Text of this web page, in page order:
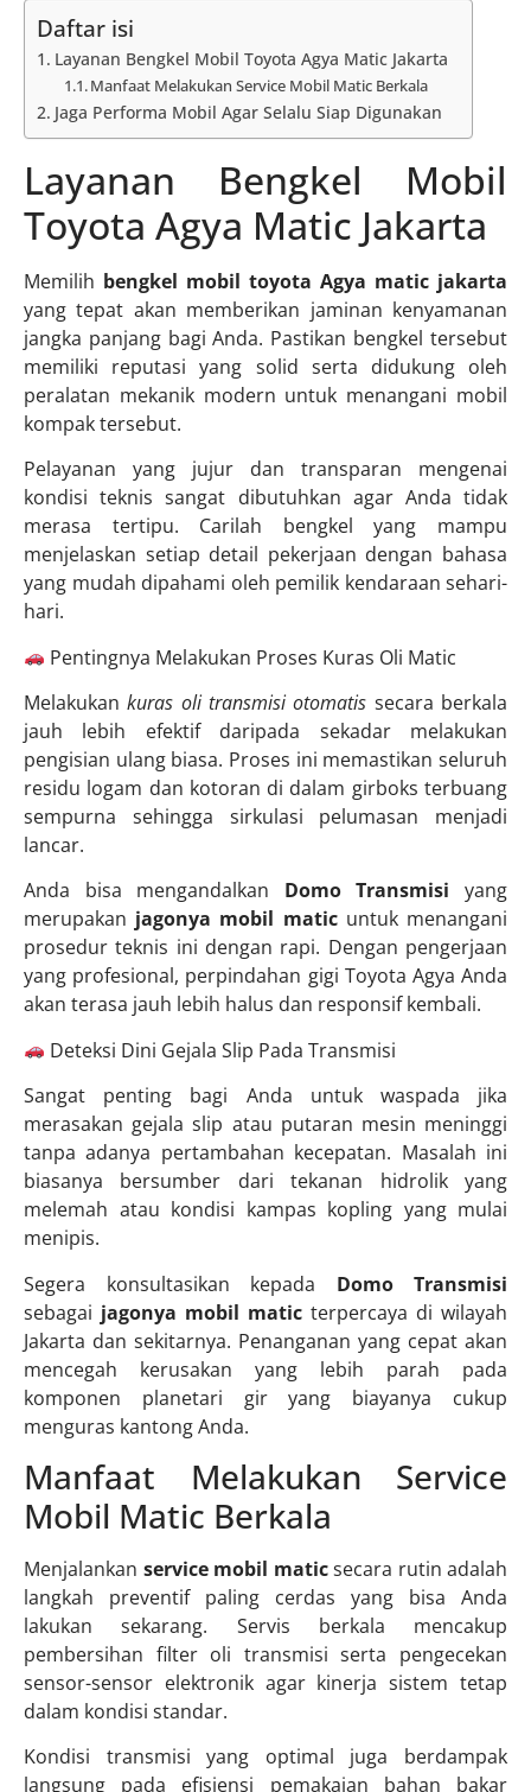
Daftar isi
Layanan Bengkel Mobil Toyota Agya Matic Jakarta
Manfaat Melakukan Service Mobil Matic Berkala
Jaga Performa Mobil Agar Selalu Siap Digunakan
Layanan Bengkel Mobil
Toyota Agya Matic Jakarta
Memilih bengkel mobil toyota Agya matic jakarta
yang tepat akan memberikan jaminan kenyamanan
jangka panjang bagi Anda. Pastikan bengkel tersebut
memiliki reputasi yang solid serta didukung oleh
peralatan mekanik modern untuk menangani mobil
kompak tersebut.
Pelayanan yang jujur dan transparan mengenai
kondisi teknis sangat dibutuhkan agar Anda tidak
merasa tertipu. Carilah bengkel yang mampu
menjelaskan setiap detail pekerjaan dengan bahasa
yang mudah dipahami oleh pemilik kendaraan sehari-
hari.
Pentingnya Melakukan Proses Kuras Oli Matic
Melakukankuras oli transmisi otomatis secara berkala
jauh lebih efektif daripada sekadar melakukan
pengisian ulang biasa. Proses ini memastikan seluruh
residu logam dan kotoran di dalam girboks terbuang
sempurna sehingga sirkulasi pelumasan menjadi
lancar.
Anda bisa mengandalkan Domo Transmisi yang
merupakan jagonya mobil maticuntuk menangani
prosedur teknis ini dengan rapi. Dengan pengerjaan
yang profesional, perpindahan gigi Toyota Agya Anda
akan terasa jauh lebih halus dan responsif kembali.
Deteksi Dini Gejala Slip Pada Transmisi
Sangat penting bagi Anda untuk waspada jika
merasakan gejala slip atau putaran mesin meninggi
tanpa adanya pertambahan kecepatan. Masalah ini
biasanya bersumber dari tekanan hidrolik yang
melemah atau kondisi kampas kopling yang mulai
menipis.
Segera konsultasikan kepada Domo Transmisi
sebagai jagonya mobil matic terpercaya di wilayah
Jakarta dan sekitarnya. Penanganan yang cepat akan
mencegah kerusakan yang lebih parah pada
komponen planetari gir yang biayanya cukup
menguras kantong Anda.
Manfaat Melakukan Service
Mobil Matic Berkala
Menjalankan service mobil maticsecara rutin adalah
langkah preventif paling cerdas yang bisa Anda
lakukan sekarang. Servis berkala mencakup
pembersihan filter oli transmisi serta pengecekan
sensor-sensor elektronik agar kinerja sistem tetap
dalam kondisi standar.
Kondisi transmisi yang optimal juga berdampak
langsung pada efisiensi pemakaian bahan bakar